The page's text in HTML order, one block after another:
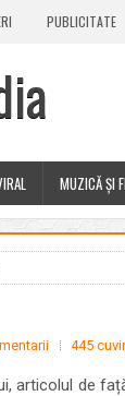
PUBLICITATE
MUZICĂ ȘI
445
articolul de